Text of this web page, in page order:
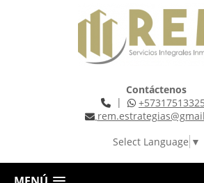
Contáctenos
|
Select Language ▼